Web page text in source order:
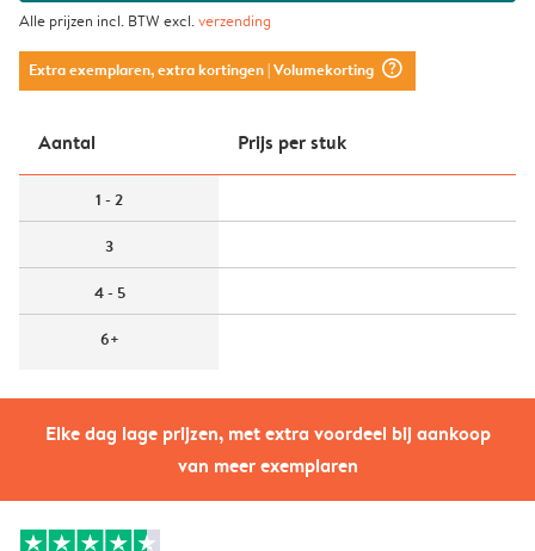
Elke dag lage prijzen, met extra voordeel bij aankoop
van meer exemplaren
Alle prijzen incl. BTW excl.verzending
Extra exemplaren, extra kortingen| Volumekorting question_mark_circle
Aantal Prijs per stuk
1 - 2
3
4 - 5
6+